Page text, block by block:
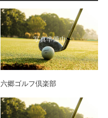
六郷ゴルフ倶楽部